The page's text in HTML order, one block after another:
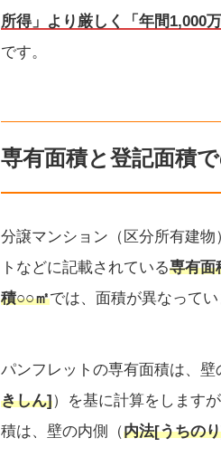
所得」より厳しく「年間1,000
です。
専有面積と登記面積
分譲マンション（区分所有建物
トなどに記載されている専有面
積○○㎡では、面積が異なってい
パンフレットの専有面積は、壁
きしん]）を基に計算をします
積は、壁の内側（内法[うちの